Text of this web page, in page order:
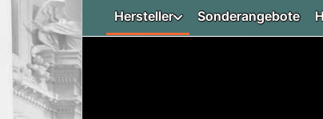
Hersteller Sonderangebote